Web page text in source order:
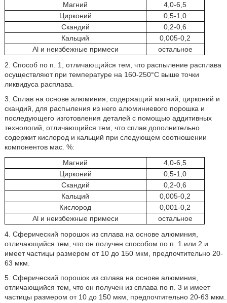
Магний
4,0-6,5
Цирконий
0,5-1,0
Скандий
0,2-0,6
Кальций
0,005-0,2
Al и неизбежные примеси
остальное
2. Способ по п. 1, отличающийся тем, что распыление расплава
осуществляют при температуре на 160-250°С выше точки
ликвидуса расплава.
3. Сплав на основе алюминия, содержащий магний, цирконий и
скандий, для распыления из него алюминиевого порошка и
последующего изготовления деталей с помощью аддитивных
технологий, отличающийся тем, что сплав дополнительно
содержит кислород и кальций при следующем соотношении
компонентов мас. %:
Магний
4,0-6,5
Цирконий
0,5-1,0
Скандий
0,2-0,6
Кальций
0,005-0,2
Кислород
0,001-0,2
Al и неизбежные примеси
остальное
4. Сферический порошок из сплава на основе алюминия,
отличающийся тем, что он получен способом по п. 1 или 2 и
имеет частицы размером от 10 до 150 мкм, предпочтительно 20-
63 мкм.
5. Сферический порошок из сплава на основе алюминия,
отличающийся тем, что он получен из сплава по п. 3 и имеет
частицы размером от 10 до 150 мкм, предпочтительно 20-63 мкм.